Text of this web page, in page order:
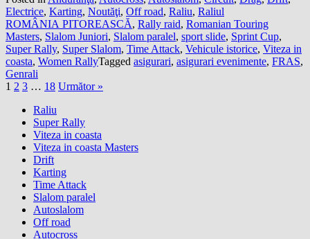
Electrice, Karting, Noutăţi, Off road, Raliu, Raliul
ROMÂNIA PITOREASCĂ, Rally raid, Romanian Touring
Masters, Slalom Juniori, Slalom paralel, sport slide, Sprint Cup,
Super Rally, Super Slalom, Time Attack, Vehicule istorice, Viteza in
coasta, Women RallyTagged asigurari, asigurari evenimente, FRAS,
Genrali
1 2 3 … 18 Următor »
Raliu
Super Rally
Viteza in coasta
Viteza in coasta Masters
Drift
Karting
Time Attack
Slalom paralel
Autoslalom
Off road
Autocross